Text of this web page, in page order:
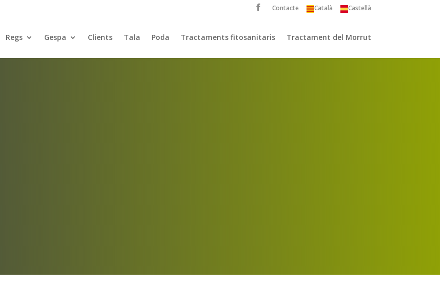
Contacte Català Castellà
Regs Gespa Clients Tala Poda Tractaments fitosanitaris Tractament del Morrut